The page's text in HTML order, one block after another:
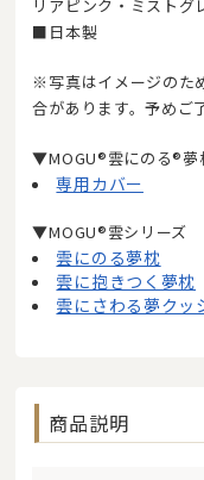
リアピンク・ミストグ
■日本製
※写真はイメージのた
合があります。予めご
▼MOGU®雲にのる®夢
専用カバー
▼MOGU®雲シリーズ
雲にのる夢枕
雲に抱きつく夢枕
雲にさわる夢クッ
商品説明